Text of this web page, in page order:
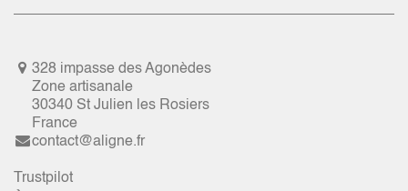
328 impasse des Agonèdes
Zone artisanale
30340 St Julien les Rosiers
France
contact@aligne.fr
Trustpilot